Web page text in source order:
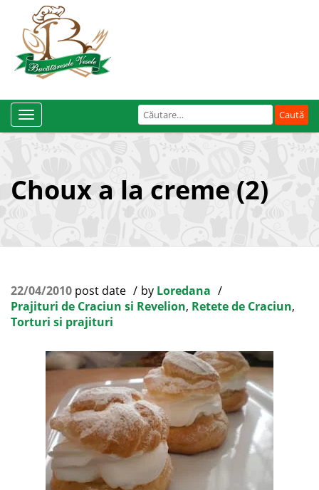
Caută
după:
Toggle
Navigation
Choux a la creme (2)
22/04/2010 post date by Loredana
Prajituri de Craciun si Revelion, Retete de Craciun,
Torturi si prajituri